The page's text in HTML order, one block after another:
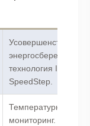
энергосберегающая
технология Intel
SpeedStep.
Температурный
мониторинг.